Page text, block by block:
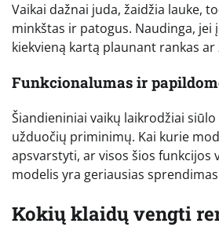
Vaikai dažnai juda, žaidžia lauke,
minkštas ir patogus. Naudinga, jei
kiekvieną kartą plaunant rankas
Funkcionalumas ir
Šiandieniniai vaikų laikrodžiai
užduočių priminimų. Kai kurie
apsvarstyti, ar visos šios funkcijos
modelis yra geriausias
Kokių klaidų vengti